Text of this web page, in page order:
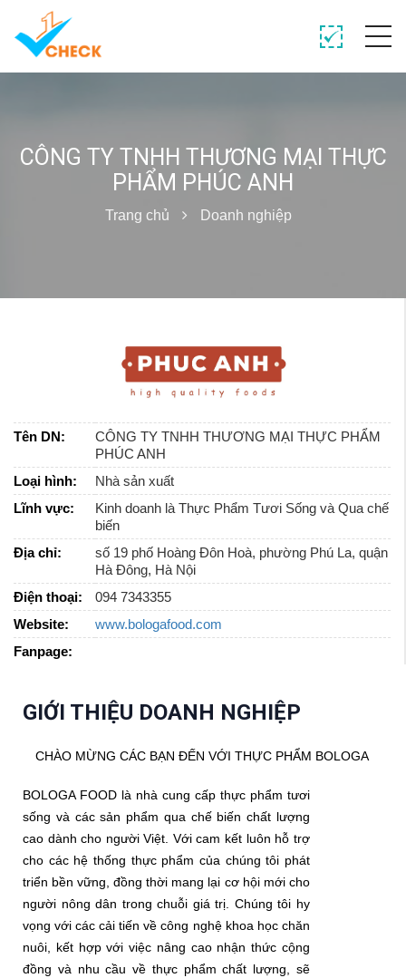
CÔNG TY TNHH THƯƠNG MẠI THỰC
PHẨM PHÚC ANH
Trang chủ Doanh nghiệp
Tên DN:
CÔNG TY TNHH THƯƠNG MẠI THỰC PHẨM
PHÚC ANH
Loại hình:
Nhà sản xuất
Lĩnh vực:
Kinh doanh là Thực Phẩm Tươi Sống và Qua chế
biến
Địa chỉ:
số 19 phố Hoàng Đôn Hoà, phường Phú La, quận
Hà Đông, Hà Nội
Điện thoại:
094 7343355
Website:
www.bologafood.com
Fanpage:
GIỚI THIỆU DOANH NGHIỆP
CHÀO MỪNG CÁC BẠN ĐẾN VỚI THỰC PHẨM BOLOGA
BOLOGA FOOD là nhà cung cấp thực phẩm tươi
sống và các sản phẩm qua chế biến chất lượng
cao dành cho người Việt. Với cam kết luôn hỗ trợ
cho các hệ thống thực phẩm của chúng tôi phát
triển bền vững, đồng thời mang lại cơ hội mới cho
người nông dân trong chuỗi giá trị. Chúng tôi hy
vọng với các cải tiến về công nghệ khoa học chăn
nuôi, kết hợp với việc nâng cao nhận thức cộng
đồng và nhu cầu về thực phẩm chất lượng, sẽ